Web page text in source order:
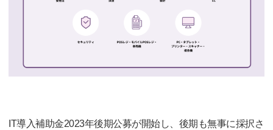
IT導入補助金2023年後期公募が開始し、後期も無事に採択さ